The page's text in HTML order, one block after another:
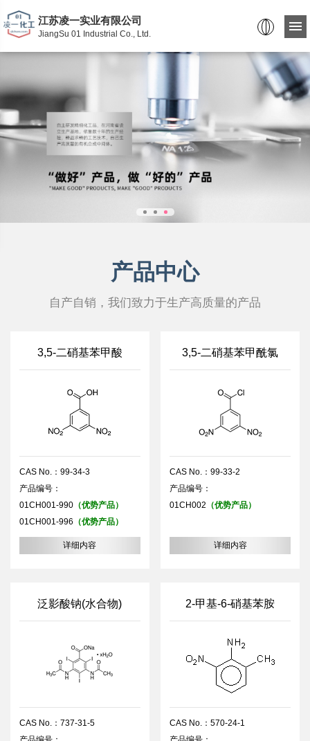
江苏凌一实业有限公司
JiangSu 01 Industrial Co., Ltd.
产品中心
自产自销，我们致力于生产高质量的产品
3,5-二硝基苯甲酸
CAS No.：99-34-3
产品编号：
01CH001-990（优势产品）
01CH001-996 （优势产品）
详细内容
3,5-二硝基苯甲酰氯
CAS No.：99-33-2
产品编号：
01CH002 （优势产品）
详细内容
泛影酸钠(水合物)
CAS No.：737-31-5
2-甲基-6-硝基苯胺
CAS No.：570-24-1